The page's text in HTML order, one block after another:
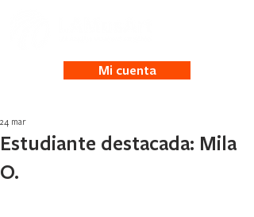
Mi cuenta
Estudiante destacada: Mila
O.
24 mar